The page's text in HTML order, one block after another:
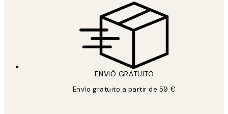
ENVIÓ GRATUITO
Envío gratuito a partir de 59 €